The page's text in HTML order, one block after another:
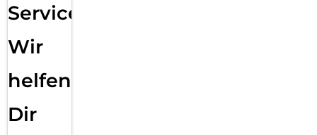
Service:
Wir
helfen
Dir